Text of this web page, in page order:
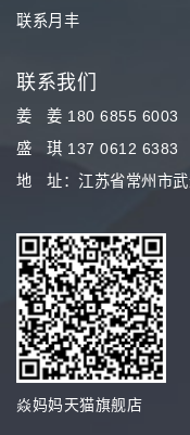
联系月丰
联系我们
姜 姜 180 6855 6003
盛 琪 137 0612 6383
地 址：江苏省常州市武
焱妈妈天猫旗舰店